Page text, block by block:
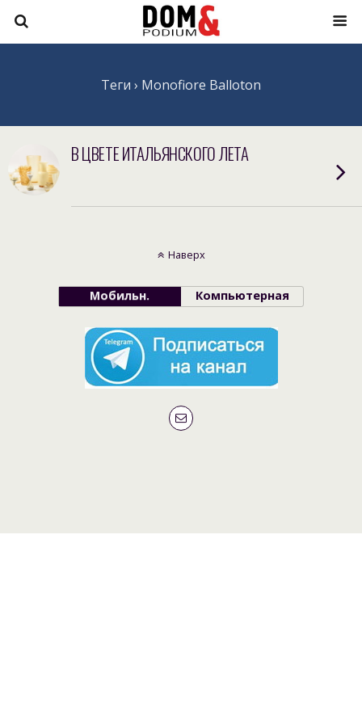
Теги › Monofiore Balloton
В ЦВЕТЕ ИТАЛЬЯНСКОГО ЛЕТА
Наверх
Мобильн. Компьютерная